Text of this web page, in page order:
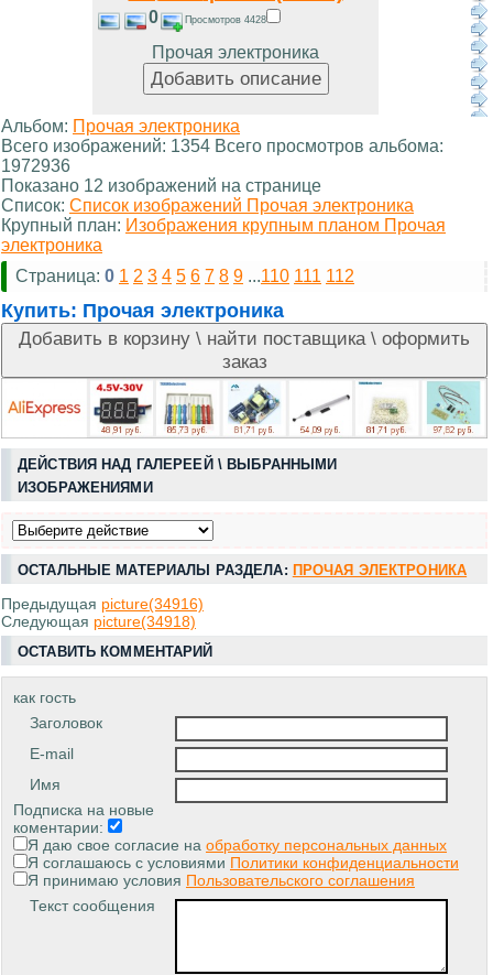
0 Просмотров 4428
Прочая электроника
Альбом: Прочая электроника
Всего изображений: 1354 Всего просмотров альбома:
1972936
Показано 12 изображений на странице
Список: Список изображений Прочая электроника
Крупный план: Изображения крупным планом Прочая
электроника
Страница: 0 1 2 3 4 5 6 7 8 9 ...110 111 112
Купить: Прочая электроника
ДЕЙСТВИЯ НАД ГАЛЕРЕЕЙ \ ВЫБРАННЫМИ
ИЗОБРАЖЕНИЯМИ
ОСТАЛЬНЫЕ МАТЕРИАЛЫ РАЗДЕЛА: ПРОЧАЯ ЭЛЕКТРОНИКА
Предыдущая picture(34916)
Следующая picture(34918)
ОСТАВИТЬ КОММЕНТАРИЙ
как гость
Заголовок
E-mail
Имя
Подписка на новые
коментарии:
Я даю свое согласие на обработку персональных данных
Я соглашаюсь с условиями Политики конфиденциальности
Я принимаю условия Пользовательского соглашения
Текст сообщения